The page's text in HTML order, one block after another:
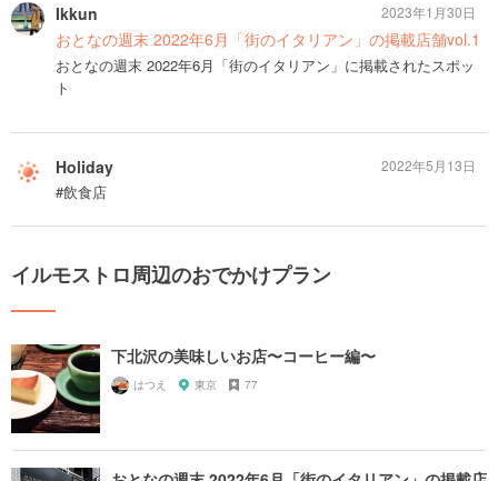
Ikkun
おとなの週末 2022年6月「街のイタリアン」の掲載店舗vol.1
おとなの週末 2022年6月「街のイタリアン」に掲載されたスポッ
ト
2023年1月30日
Holiday
#飲食店
2022年5月13日
イルモストロ周辺のおでかけプラン
下北沢の美味しいお店〜コーヒー編〜
はつえ 東京 77